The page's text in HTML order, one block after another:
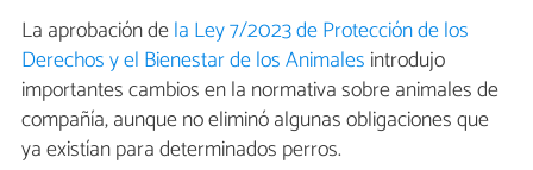
La aprobación dela Ley 7/2023 de Protección de los
Derechos y el Bienestar de los Animales introdujo
importantes cambios en la normativa sobre animales de
compañía, aunque no eliminó algunas obligaciones que
ya existían para determinados perros.